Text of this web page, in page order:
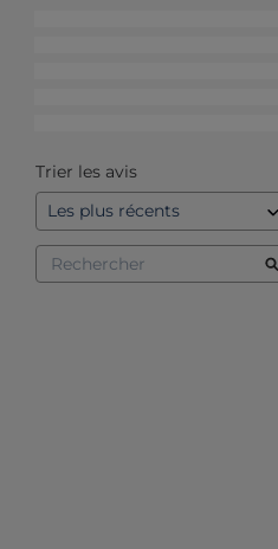
Trier les avis